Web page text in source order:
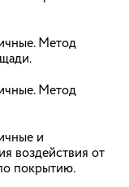
в
подзаконных
цифровым
Метод
Метод
и
воздействия от
покрытию.